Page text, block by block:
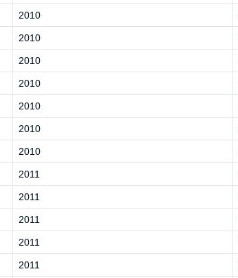
2010
2010
2010
2010
2010
2010
2010
2011
2011
2011
2011
2011